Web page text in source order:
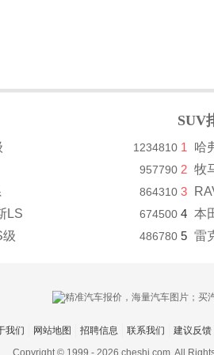
1234810
957790
864310
LS 674500
级 486780
SUV
1
哈
2 牧
3
4 本
5 雷
我们 网站地图 招聘信息 联系我们 建议反馈
Copyright © 1999 - 2026 cheshi.com. All